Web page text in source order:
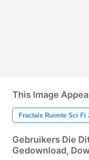
This Image
Fractals Ruimte Sci Fi
Gebruikers Die
Gedownload,